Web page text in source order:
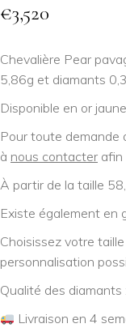
€3,520
Chevalière Pear
5,86g et diamants
Disponible en or
Pour toute demande
à nous contacter afin
À partir de la taille
Existe également en
Choisissez votre
personnalisation
Qualité des diamants
Livraison en 4